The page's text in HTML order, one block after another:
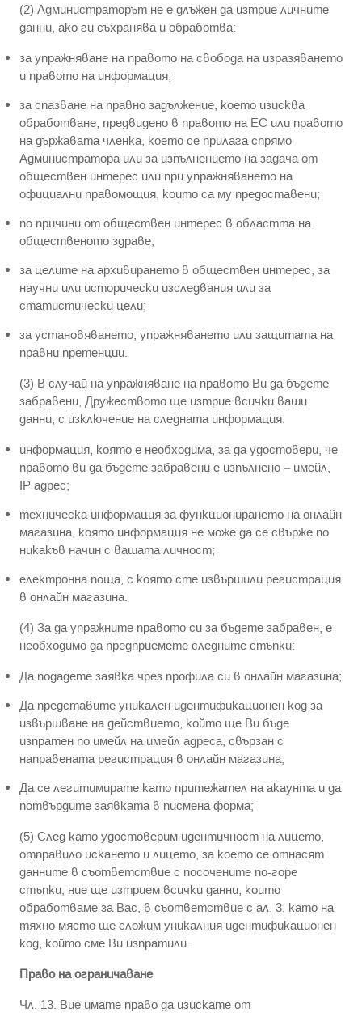
(2) Администраторът не е длъжен да изтрие личните
данни, ако ги съхранява и обработва:
за упражняване на правото на свобода на изразяването
и правото на информация;
за спазване на правно задължение, което изисква
обработване, предвидено в правото на ЕС или правото
на държавата членка, което се прилага спрямо
Администратора или за изпълнението на задача от
обществен интерес или при упражняването на
официални правомощия, които са му предоставени;
по причини от обществен интерес в областта на
общественото здраве;
за целите на архивирането в обществен интерес, за
научни или исторически изследвания или за
статистически цели;
за установяването, упражняването или защитата на
правни претенции.
(3) В случай на упражняване на правото Ви да бъдете
забравени, Дружеството ще изтрие всички ваши
данни, с изключение на следната информация:
информация, която е необходима, за да удостовери, че
правото ви да бъдете забравени е изпълнено – имейл,
IP адрес;
техническа информация за функционирането на онлайн
магазина, която информация не може да се свърже по
никакъв начин с вашата личност;
електронна поща, с която сте извършили регистрация
в онлайн магазина.
(4) За да упражните правото си за бъдете забравен, е
необходимо да предприемете следните стъпки:
Да подадете заявка чрез профила си в онлайн магазина;
Да представите уникален идентификационен код за
извършване на действието, който ще Ви бъде
изпратен по имейл на имейл адреса, свързан с
направената регистрация в онлайн магазина;
Да се легитимирате като притежател на акаунта и да
потвърдите заявката в писмена форма;
(5) След като удостоверим идентичност на лицето,
отправило искането и лицето, за което се отнасят
данните в съответствие с посочените по-горе
стъпки, ние ще изтрием всички данни, които
обработваме за Вас, в съответствие с ал. 3, като на
тяхно място ще сложим уникалния идентификационен
код, който сме Ви изпратили.
Право на ограничаване
Чл. 13. Вие имате право да изискате от